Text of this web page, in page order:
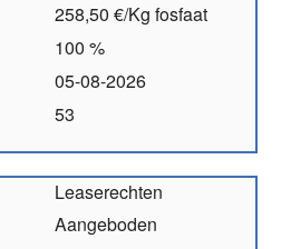
258,50 €/Kg fosfaat
100 %
05-08-2026
53
Leaserechten
Aangeboden